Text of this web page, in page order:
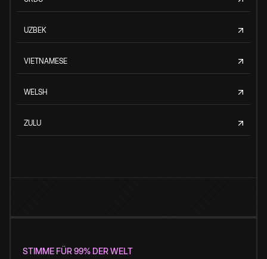
UZBEK
VIETNAMESE
WELSH
ZULU
STIMME FÜR 99% DER WELT